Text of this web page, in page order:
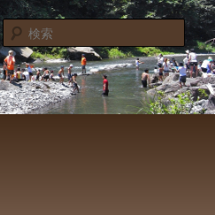
らせブログ
検
索